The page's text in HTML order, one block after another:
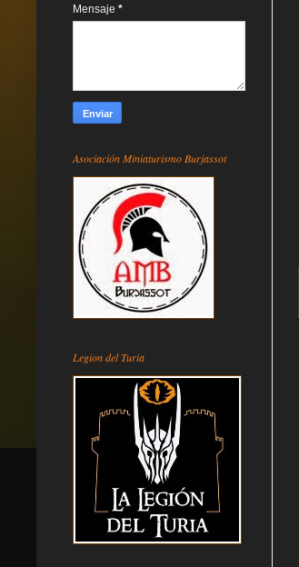
Mensaje *
Asociación Miniaturismo Burjassot
Legion del Turia